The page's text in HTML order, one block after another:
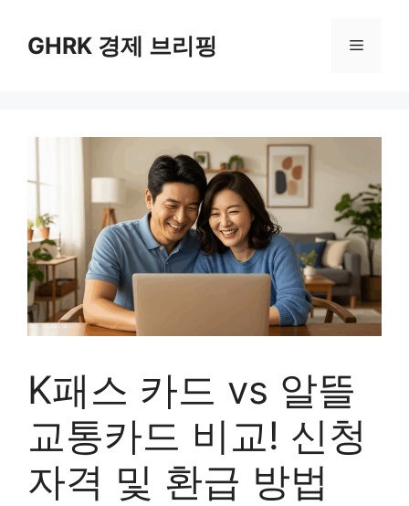
GHRK 경제 브리핑 메
K패스 카드 vs 알뜰
교통카드 비교! 신청
자격 및 환급 방법